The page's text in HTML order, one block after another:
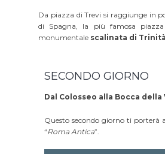
Da piazza di Trevi si raggiunge in
di Spagna, la più famosa
monumentale scalinata di
SECONDO GIORNO
Dal Colosseo alla Bocca della
Questo secondo giorno ti porterà
“Roma Antica”.